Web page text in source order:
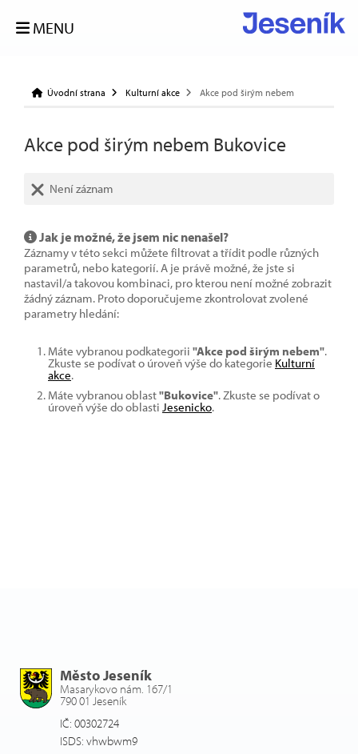
MENU
Úvodní strana Kulturní akce Akce pod širým nebem
Akce pod širým nebem Bukovice
Není záznam
Jak je možné, že jsem nic nenašel?
Záznamy v této sekci můžete filtrovat a třídit podle různých
parametrů, nebo kategorií. A je právě možné, že jste si
nastavil/a takovou kombinaci, pro kterou není možné zobrazit
žádný záznam. Proto doporučujeme zkontrolovat zvolené
parametry hledání:
Máte vybranou podkategorii "Akce pod širým nebem".
Zkuste se podívat o úroveň výše do kategorie Kulturní
akce.
Máte vybranou oblast"Bukovice". Zkuste se podívat o
úroveň výše do oblasti Jesenicko.
Město Jeseník
Masarykovo nám. 167/1
790 01 Jeseník
IČ: 00302724
ISDS: vhwbwm9